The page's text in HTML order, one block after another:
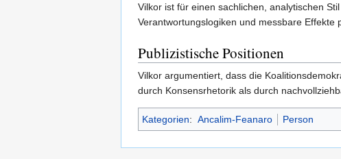
Vilkor ist für einen sachlichen, analytischen
Verantwortungslogiken und messbare
Publizistische Positionen
Vilkor argumentiert, dass die
durch Konsensrhetorik als durch
Kategorien: Ancalim-Feanaro Person